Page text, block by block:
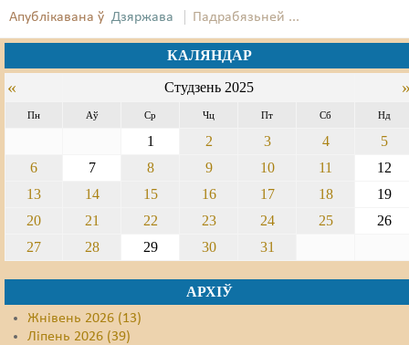
Апублікавана ў Дзяржава Падрабязьней ...
КАЛЯНДАР
« Студзень 2025
Пн Аў Ср Чц Пт Сб Нд
1 2 3 4
5
6
7 8 9 10 11
12
13
14 15 16 17 18
19
20
21 22 23 24 25
26
27
28 29 30 31
АРХІЎ
Жнівень 2026 (13)
Ліпень 2026 (39)
Свабода слова
Свабода сумленьня
Сьмяротнае пакараньне
Правы працоўных
Сацыяльныя правы